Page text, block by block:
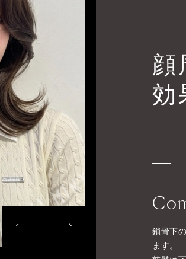
顔
効
鎖骨下
ます。